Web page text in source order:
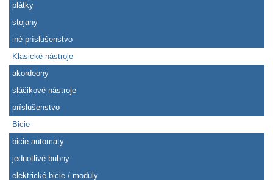
plátky
stojany
iné príslušenstvo
Klasické nástroje
akordeony
sláčikové nástroje
príslušenstvo
Bicie
bicie automaty
jednotlivé bubny
elektrické bicie / moduly